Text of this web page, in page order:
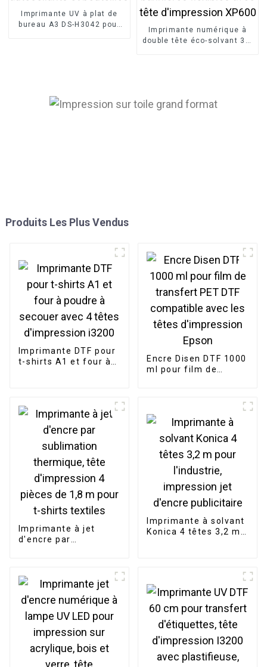
Imprimante UV à plat de
bureau A3 DS-H3042 pour
Imprimante numérique à
double tête éco-solvant 3,2
Produits Les Plus Vendus
Imprimante DTF pour
t-shirts A1 et four à
Encre Disen DTF 1000
ml pour film de
Epson
Imprimante à jet
d'encre par
d'impression 4 pièces
de 1,8 m pour t-shirts
textiles
Imprimante à solvant
Konica 4 têtes 3,2 m